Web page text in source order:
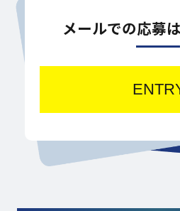
メールでの応募